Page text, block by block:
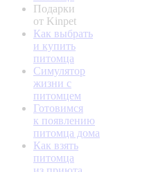
Подарки
от Kinpet
Как выбрать
и купить
питомца
Симулятор
жизни с
питомцем
Готовимся
к появлению
питомца дома
Как взять
питомца